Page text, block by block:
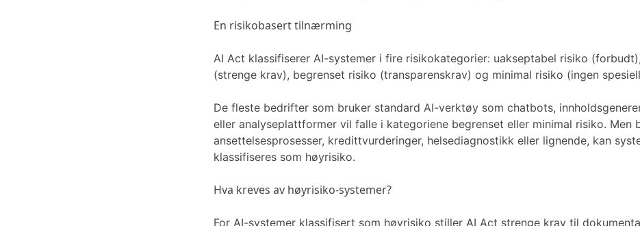
En risikobasert tilnærming
AI Act klassifiserer AI-systemer i fire risikokategorier: uakseptabel risiko
(strenge krav), begrenset risiko (transparenskrav) og minimal risiko (ingen
De fleste bedrifter som bruker standard AI-verktøy som chatbots,
eller analyseplattformer vil falle i kategoriene begrenset eller minimal risiko. Men
ansettelsesprosesser, kredittvurderinger, helsediagnostikk eller lignende, kan
klassifiseres som høyrisiko.
Hva kreves av høyrisiko-systemer?
For AI-systemer klassifisert som høyrisiko stiller AI Act strenge krav til